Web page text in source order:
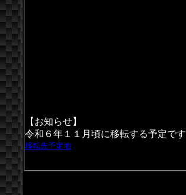
【お知らせ】
令和６年１１月頃に移転する予定です
移転先予定地